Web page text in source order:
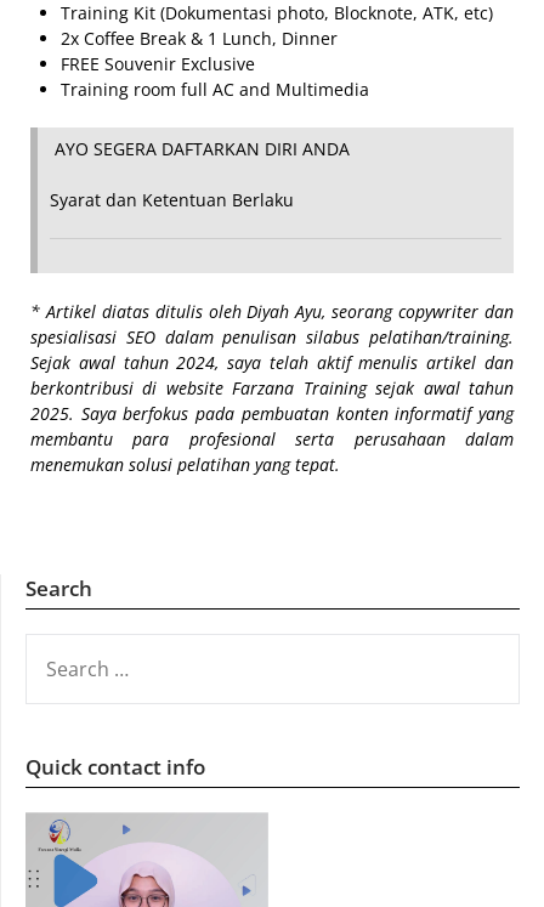
Training Kit (Dokumentasi photo, Blocknote, ATK, etc)
2x Coffee Break & 1 Lunch, Dinner
FREE Souvenir Exclusive
Training room full AC and Multimedia
AYO SEGERA DAFTARKAN DIRI ANDA
Syarat dan Ketentuan Berlaku
*Artikel diatas ditulis oleh Diyah Ayu, seorang copywriter dan
spesialisasi SEO dalam penulisan silabus pelatihan/training.
Sejak awal tahun 2024, saya telah aktif menulis artikel dan
berkontribusi di website Farzana Training sejak awal tahun
2025. Saya berfokus pada pembuatan konten informatif yang
membantu para profesional serta perusahaan dalam
menemukan solusi pelatihan yang tepat.
Search
FOR:
Quick contact info